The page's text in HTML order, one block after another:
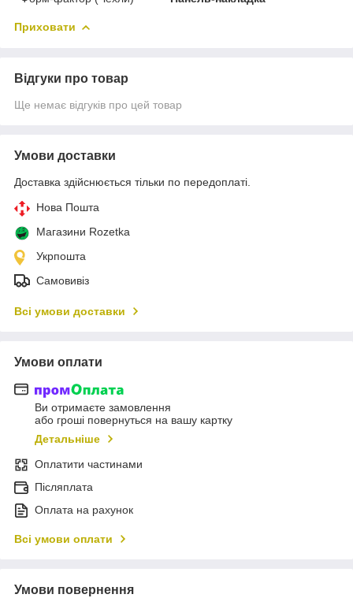
Приховати
Відгуки про товар
Ще немає відгуків про цей товар
Умови доставки
Доставка здійснюється тільки по передоплаті.
Нова Пошта
Магазини Rozetka
Укрпошта
Самовивіз
Всі умови доставки
Умови оплати
Ви отримаєте замовлення
або гроші повернуться на вашу картку
Детальніше
Оплатити частинами
Післяплата
Оплата на рахунок
Всі умови оплати
Умови повернення